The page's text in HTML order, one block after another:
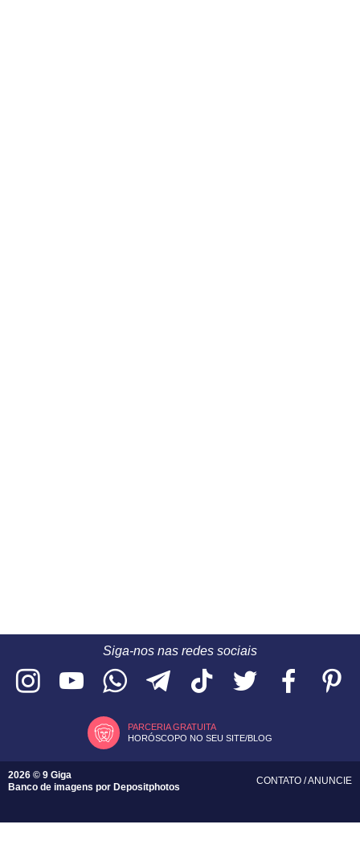
Siga-nos nas redes sociais
PARCERIA GRATUITA
HORÓSCOPO NO SEU SITE/BLOG
2026 © 9 Giga
Banco de imagens por Depositphotos
CONTATO /ANUNCIE